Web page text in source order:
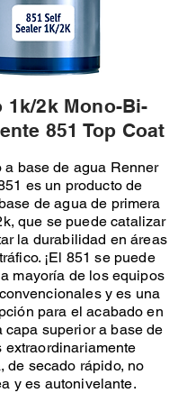
1k/2k Mono-Bi-
851 Top Coat
a base de agua Renner
es un producto de
de agua de primera
que se puede catalizar
la durabilidad en áreas
¡El 851 se puede
mayoría de los equipos
y es una
para el acabado en
capa superior a base de
extraordinariamente
de secado rápido, no
y es autonivelante.